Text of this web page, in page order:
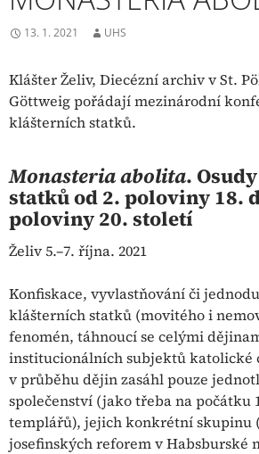
13. 1. 2021 UHS
Klášter Želiv, Diecézní archiv v St.
Göttweig pořádají mezinárodní
klášterních statků.
Monasteria abolita.
statků od 2. poloviny 18.
poloviny 20. století
Želiv 5.–7. října. 2021
Konfiskace, vyvlastňování či
klášterních statků (movitého i
fenomén, táhnoucí se celými
institucionálních subjektů katolické
v průběhu dějin zasáhl pouze
společenství (jako třeba na počátku
templářů), jejich konkrétní skupinu
josefinských reforem v Habsburské